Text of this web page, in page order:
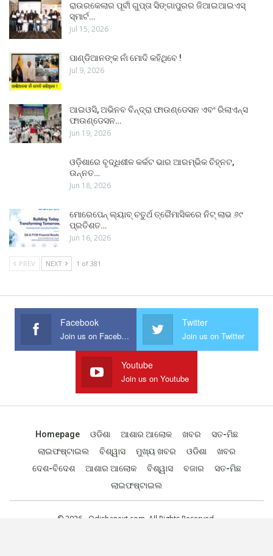
ରାଉରକେଲାର ପୂର୍ବୀ ଗୁପ୍ତା ସିଙ୍ଗାପୁରର ଜିଆଇଆଇଏସ୍
ସ୍ମାର୍ଟ…
Jul 15, 2026
ପାଣ୍ଡିଆନଙ୍କ ନାଁ ମୋଦି କହିଥିବେ !
Jul 9, 2026
ଆଇଓସି, ଅଭିନବ ବିନ୍ଦ୍ରା ଫାଉଣ୍ଡେସନ ଏବଂ ରିଲାଏନ୍ସ
ଫାଉଣ୍ଡେସନ…
Jun 19, 2026
ଓଡ଼ିଶାରେ ବୃଦ୍ଧିଶୀଳ କର୍କଟ ଭାର ଆରମ୍ଭିକ ଚିହ୍ନଟ,
ଉନ୍ନତ…
Jun 18, 2026
ମୋରେପେନ୍ ଲ୍ୟାବ୍ ଚତୁର୍ଥ ତ୍ରୈମାସିକରେ ନିଟ୍ ଲାଭ ୬୯
ପ୍ରତିଶତ…
Jun 16, 2026
PREV NEXT 1 of 381
Facebook
Join us on Facebook
Twitter
Join us on Twitter
Youtube
Join us on Youtube
Homepage ଓଡିଶା ଆଶାର ଆଲୋକ ଖବର
ସତ-ମିଛ
ଲାଇଫଷ୍ଟାଇଲ
ବିଶ୍ୱାସ ମୁଖ୍ୟ ଖବର ଓଡିଶା
ଖବର
ଦେଶ-ବିଦେଶ
ଆଶାର ଆଲୋକ ବିଶ୍ୱାସ ବଜାର
ସତ-ମିଛ
ଲାଇଫଷ୍ଟାଇଲ
© 2026 - Odishanext.com. All Rights Reserved.